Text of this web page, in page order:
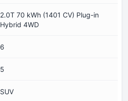
2.0T 70 kWh (1401 CV) Plug-in
Hybrid 4WD
6
5
SUV